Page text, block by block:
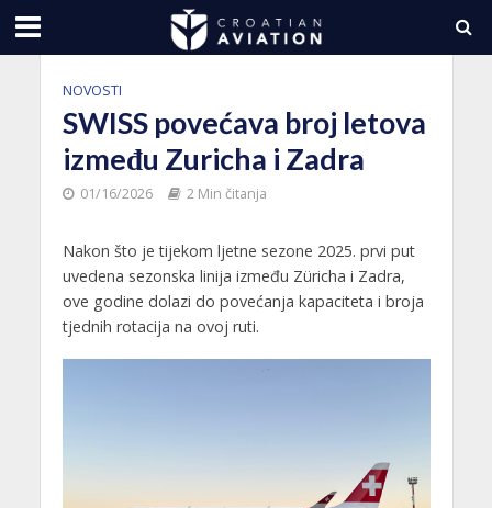
NOVOSTI
SWISS povećava broj letova
između Zuricha i Zadra
01/16/2026 2 Min čitanja
Nakon što je tijekom ljetne sezone 2025. prvi put
uvedena sezonska linija između Züricha i Zadra,
ove godine dolazi do povećanja kapaciteta i broja
tjednih rotacija na ovoj ruti.